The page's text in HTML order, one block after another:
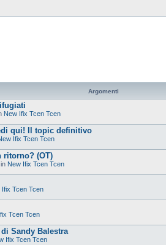
Argomenti
New Ifix Tcen Tcen
qui! Il topic definitivo
Ifix Tcen Tcen
ritorno? (OT)
New Ifix Tcen Tcen
Ifix Tcen Tcen
Tcen Tcen
Sandy Balestra
Ifix Tcen Tcen